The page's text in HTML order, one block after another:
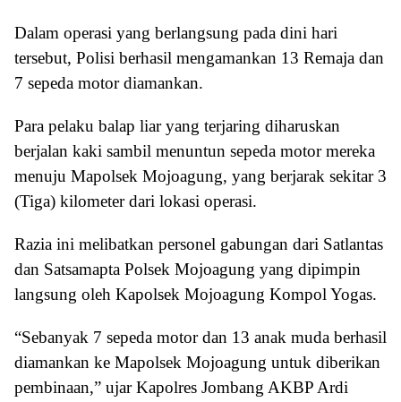
Dalam operasi yang berlangsung pada dini hari
tersebut, Polisi berhasil mengamankan 13 Remaja dan
7 sepeda motor diamankan.
Para pelaku balap liar yang terjaring diharuskan
berjalan kaki sambil menuntun sepeda motor mereka
menuju Mapolsek Mojoagung, yang berjarak sekitar 3
(Tiga) kilometer dari lokasi operasi.
Razia ini melibatkan personel gabungan dari Satlantas
dan Satsamapta Polsek Mojoagung yang dipimpin
langsung oleh Kapolsek Mojoagung Kompol Yogas.
“Sebanyak 7 sepeda motor dan 13 anak muda berhasil
diamankan ke Mapolsek Mojoagung untuk diberikan
pembinaan,” ujar Kapolres Jombang AKBP Ardi